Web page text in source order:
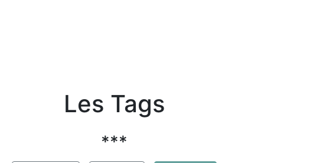
Les Tags
***